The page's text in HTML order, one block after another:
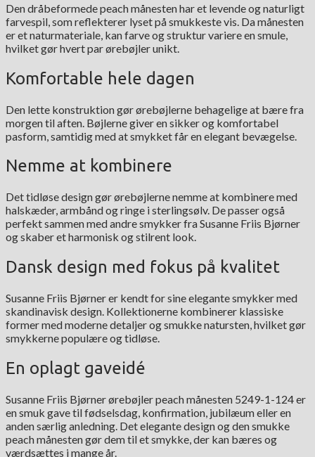
Den dråbeformede peach månesten har et levende og naturligt
farvespil, som reflekterer lyset på smukkeste vis. Da månesten
er et naturmateriale, kan farve og struktur variere en smule,
hvilket gør hvert par ørebøjler unikt.
Komfortable hele dagen
Den lette konstruktion gør ørebøjlerne behagelige at bære fra
morgen til aften. Bøjlerne giver en sikker og komfortabel
pasform, samtidig med at smykket får en elegant bevægelse.
Nemme at kombinere
Det tidløse design gør ørebøjlerne nemme at kombinere med
halskæder, armbånd og ringe i sterlingsølv. De passer også
perfekt sammen med andre smykker fra Susanne Friis Bjørner
og skaber et harmonisk og stilrent look.
Dansk design med fokus på kvalitet
Susanne Friis Bjørner er kendt for sine elegante smykker med
skandinavisk design. Kollektionerne kombinerer klassiske
former med moderne detaljer og smukke natursten, hvilket gør
smykkerne populære og tidløse.
En oplagt gaveidé
Susanne Friis Bjørner ørebøjler peach månesten 5249-1-124 er
en smuk gave til fødselsdag, konfirmation, jubilæum eller en
anden særlig anledning. Det elegante design og den smukke
peach månesten gør dem til et smykke, der kan bæres og
værdsættes i mange år.